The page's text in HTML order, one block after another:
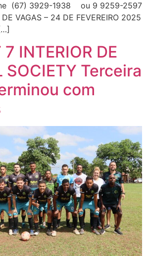
(67) 3929-1938 ou 9 9259-2597
VAGAS – 24 DE FEVEREIRO 2025
INTERIOR DE
SOCIETY Terceira
com